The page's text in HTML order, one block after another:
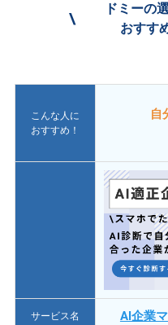
\
ドミーの
おすす
こんな人に
おすすめ！
自
サービス名 AI企業